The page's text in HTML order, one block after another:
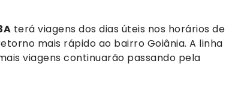
terá viagens dos dias úteis nos horários de
mais rápido ao bairro Goiânia. A linha
viagens continuarão passando pela